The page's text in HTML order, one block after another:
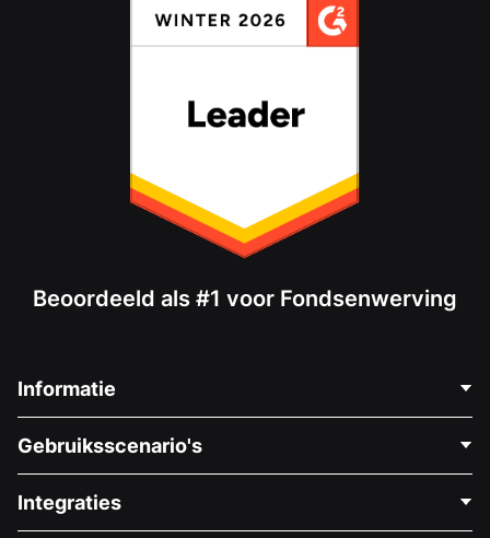
Beoordeeld als #1 voor Fondsenwerving
Informatie
Over Ons
Vacatures
Gebruiksscenario's
Medische Fondsenwerving
Integraties